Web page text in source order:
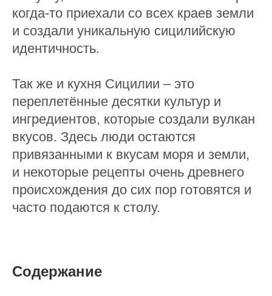
когда-то приехали со всех краев земли
и создали уникальную сицилийскую
идентичность.
Так же и кухня Сицилии – это
переплетённые десятки культур и
ингредиентов, которые создали вулкан
вкусов. Здесь люди остаются
привязанными к вкусам моря и земли,
и некоторые рецепты очень древнего
происхождения до сих пор готовятся и
часто подаются к столу.
Содержание